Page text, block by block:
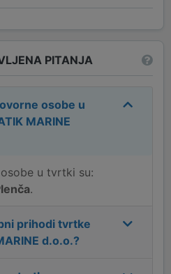
PITANJA
osobe u
MARINE
u tvrtki su:
.
prihodi tvrtke
d.o.o.?